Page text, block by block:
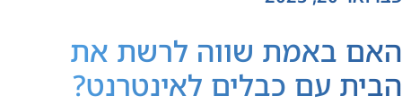
האם באמת שווה לרשת את
הבית עם כבלים לאינטרנט?